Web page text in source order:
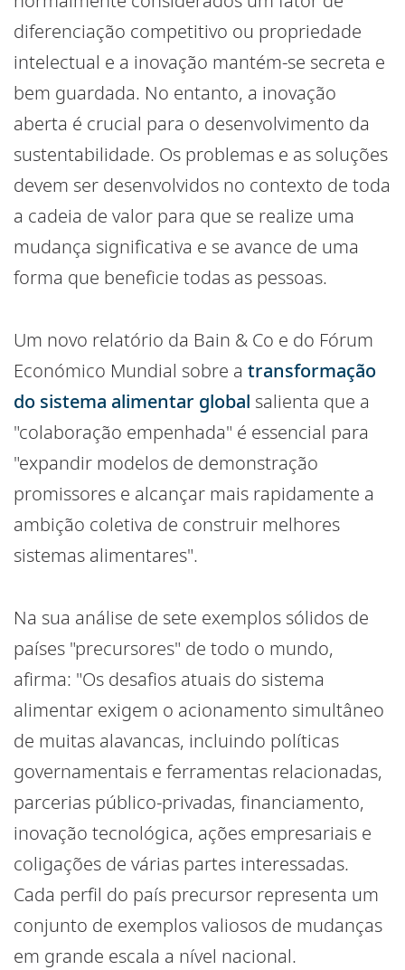
diferenciação competitivo ou propriedade
intelectual e a inovação mantém-se secreta e
bem guardada. No entanto, a inovação
aberta é crucial para o desenvolvimento da
sustentabilidade. Os problemas e as soluções
devem ser desenvolvidos no contexto de toda
a cadeia de valor para que se realize uma
mudança significativa e se avance de uma
forma que beneficie todas as pessoas.
Um novo relatório da Bain & Co e do Fórum
Económico Mundial sobre a transformação
do sistema alimentar global salienta que a
"colaboração empenhada" é essencial para
"expandir modelos de demonstração
promissores e alcançar mais rapidamente a
ambição coletiva de construir melhores
sistemas alimentares".
Na sua análise de sete exemplos sólidos de
países "precursores" de todo o mundo,
afirma: "Os desafios atuais do sistema
alimentar exigem o acionamento simultâneo
de muitas alavancas, incluindo políticas
governamentais e ferramentas relacionadas,
parcerias público-privadas, financiamento,
inovação tecnológica, ações empresariais e
coligações de várias partes interessadas.
Cada perfil do país precursor representa um
conjunto de exemplos valiosos de mudanças
em grande escala a nível nacional.